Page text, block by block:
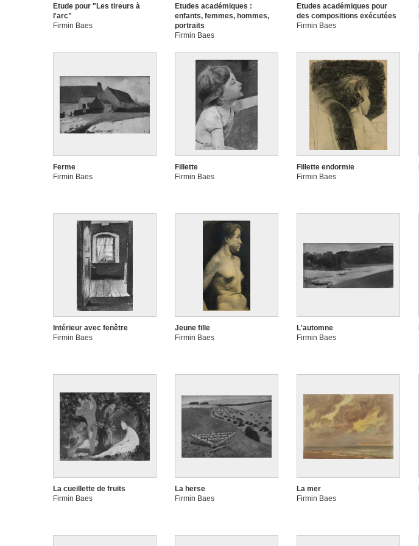
Etude pour "Les tireurs à
l'arc"
Firmin Baes
Etudes académiques :
enfants, femmes, hommes,
portraits
Firmin Baes
Etudes académiques pour
des compositions exécutées
Firmin Baes
Ferme
Firmin Baes
Fillette
Firmin Baes
Fillette endormie
Firmin Baes
Intérieur avec fenêtre
Firmin Baes
Jeune fille
Firmin Baes
L'automne
Firmin Baes
La cueillette de fruits
Firmin Baes
La herse
Firmin Baes
La mer
Firmin Baes